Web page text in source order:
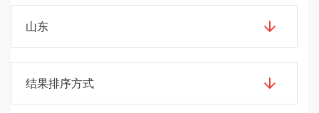
山东
结果排序方式